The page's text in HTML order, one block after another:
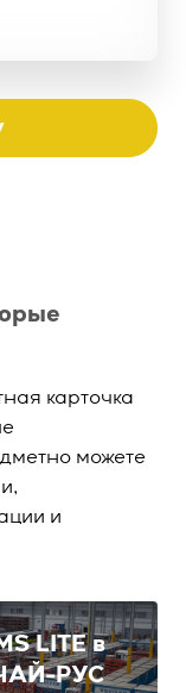
карточка
можете
и
LITE в
РУС